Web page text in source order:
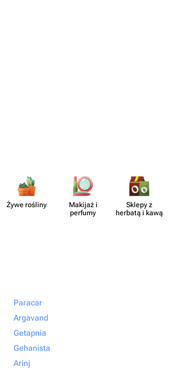
Żywe rośliny
Makijaż i
perfumy
Sklepy z
herbatą i kawą
Paracar
Argavand
Getapnia
Gehanista
Arinj